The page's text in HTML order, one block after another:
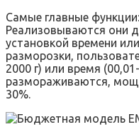
Самые главные
Реализовываются они
установкой времени
разморозки,
2000 г) или время
размораживаются,
30%.